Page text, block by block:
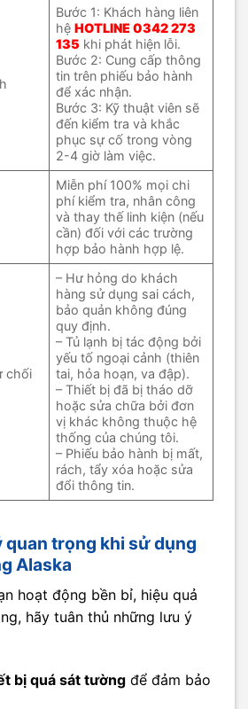
Bước 1: Khách hàng liên
hệHOTLINE0342 273
135 khi phát hiện lỗi.
Bước 2: Cung cấp thông
tin trên phiếu bảo hành
để xác nhận.
Bước 3: Kỹ thuật viên sẽ
đến kiểm tra và khắc
phục sự cố trong vòng
2-4 giờ làm việc.
Miễn phí 100% mọi chi
phí kiểm tra, nhân công
và thay thế linh kiện (nếu
cần) đối với các trường
hợp bảo hành hợp lệ.
chối
– Hư hỏng do khách
hàng sử dụng sai cách,
bảo quản không đúng
quy định.
– Tủ lạnh bị tác động bởi
yếu tố ngoại cảnh (thiên
tai, hỏa hoạn, va đập).
– Thiết bị đã bị tháo dỡ
hoặc sửa chữa bởi đơn
vị khác không thuộc hệ
thống của chúng tôi.
– Phiếu bảo hành bị mất,
rách, tẩy xóa hoặc sửa
đổi thông tin.
quan trọng khi sử dụng
Alaska
hoạt động bền bỉ, hiệu quả
hãy tuân thủ những lưu ý
bị quá sát tườngđể đảm bảo